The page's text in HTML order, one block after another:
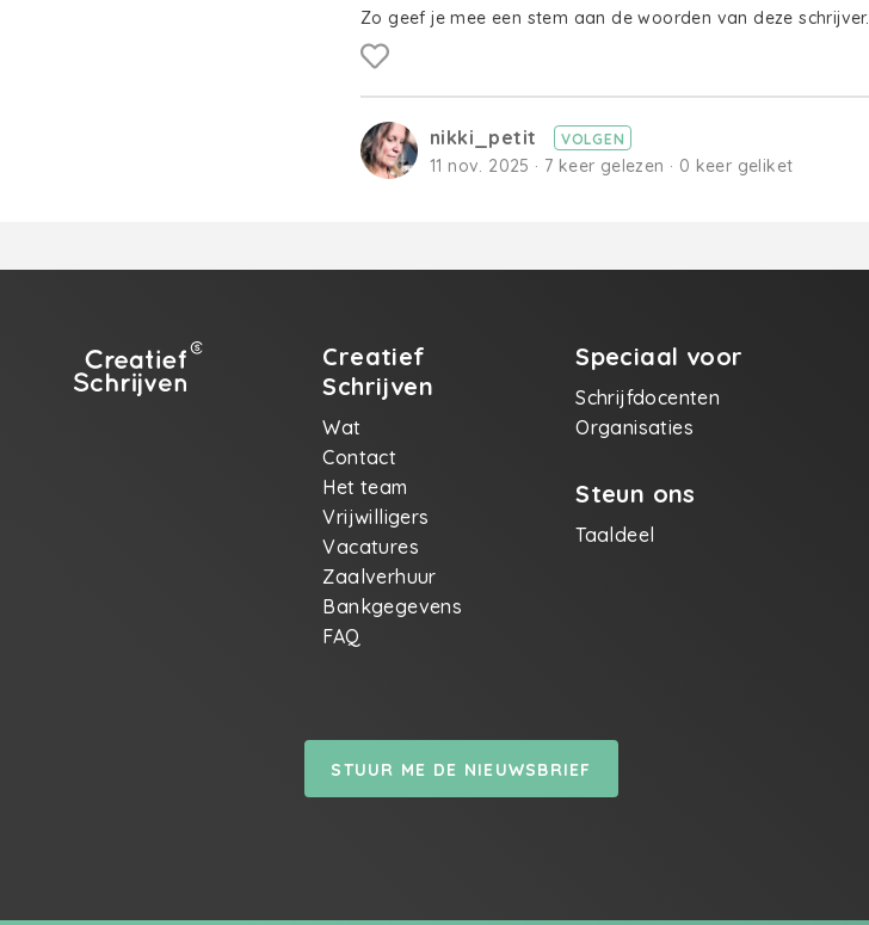
Zo geef je mee een stem aan de woorden van deze schrijver.
nikki_petit VOLGEN
11 nov. 2025 · 7 keer gelezen · 0 keer geliket
Creatief
Schrijven
Wat
Contact
Het team
Vrijwilligers
Vacatures
Zaalverhuur
Bankgegevens
FAQ
Speciaal voor
Schrijfdocenten
Organisaties
Steun ons
Taaldeel
STUUR ME DE NIEUWSBRIEF